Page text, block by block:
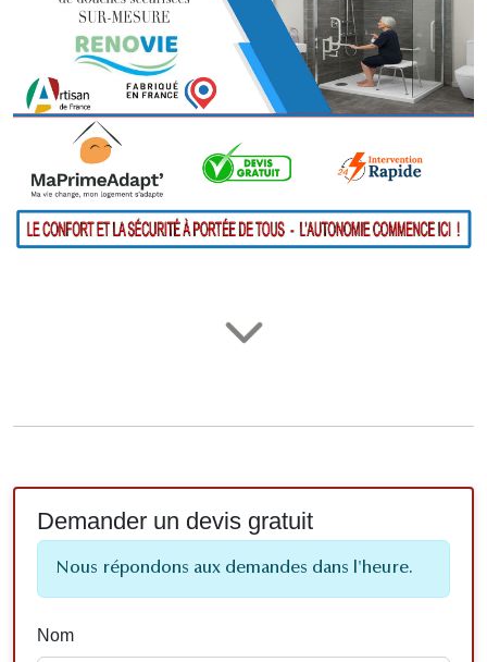
Demander un devis gratuit
Nous répondons aux demandes dans l'heure.
Nom